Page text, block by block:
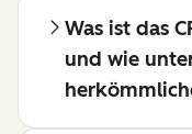
Was ist das
und wie